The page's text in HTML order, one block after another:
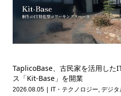
TaplicoBase、古民家を活用した
ス「Kit-Base」を開業
2026.08.05 IT・テクノロジー, デジタ